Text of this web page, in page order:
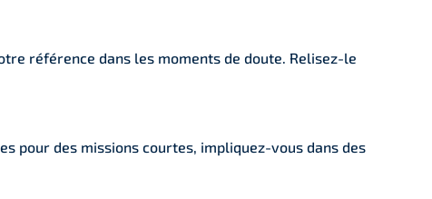
référence dans les moments de doute. Relisez-le
pour des missions courtes, impliquez-vous dans des